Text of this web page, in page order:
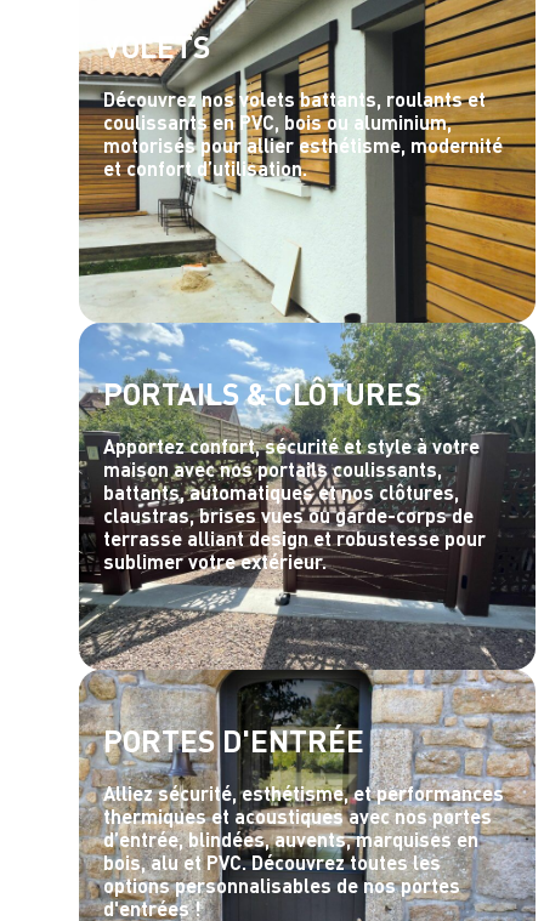
VOLETS
Découvrez nos volets battants, roulants et
coulissants en PVC, bois ou aluminium,
motorisés pour allier esthétisme, modernité
et confort d’utilisation.
PORTAILS & CLÔTURES
Apportez confort, sécurité et style à votre
maison avec nos portails coulissants,
battants, automatiques et nos clôtures,
claustras, brises vues ou garde-corps de
terrasse alliant design et robustesse pour
sublimer votre extérieur.
PORTES D'ENTRÉE
Alliez sécurité, esthétisme, et performances
thermiques et acoustiques avec nos portes
d’entrée, blindées, auvents, marquises en
bois, alu et PVC. Découvrez toutes les
options personnalisables de nos portes
d'entrées !